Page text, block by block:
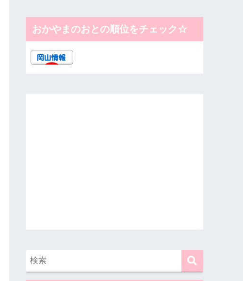
おかやまのおとの順位をチェック☆